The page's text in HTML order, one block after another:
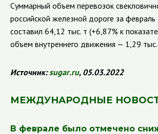
Суммарный объем перевозок
российской железной дороге за
составил 64,12 тыс. т (+6,87% к
объем внутреннего движения — 1,29 тыс.
Источник:sugar.ru, 05.03.2022
МЕЖДУНАРОДНЫЕ
В феврале было отмечено